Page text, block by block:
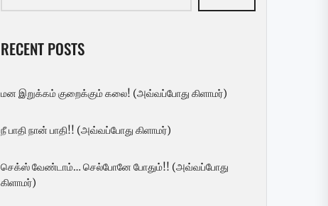
RECENT POSTS
மன இறுக்கம் குறைக்கும் கலை! (அவ்வப்போது கிளாமர்)
நீ பாதி நான் பாதி!! (அவ்வப்போது கிளாமர்)
செக்ஸ் வேண்டாம்… செல்போனே போதும்!! (அவ்வப்போது
கிளாமர்)